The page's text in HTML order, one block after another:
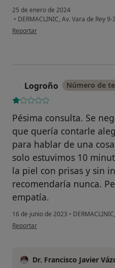
25 de enero de 2024
• DERMACLINIC, Av. Vara de Rey 9-
en opinión del usuario Adrian
Reportar
Logroño Número de
Pésima consulta. Se
que quería contarle
para hablar de una
solo estuvimos 10
la piel con prisas y sin
recomendaría nunca.
empatía.
16 de junio de 2023 •
en opinión del usuario Logroño
Reportar
Dr. Francisco Javier